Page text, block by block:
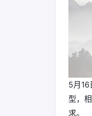
5月16
型，
求。